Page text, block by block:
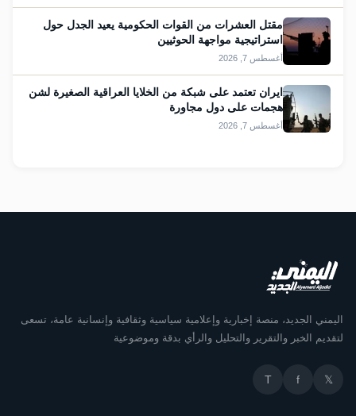
مقتل العشرات من القوات الحكومية يعيد الجدل حول
استراتيجية مواجهة الحوثيين
أغسطس 7, 2026
ايران تعتمد على شبكة من الخلايا العراقية الصغيرة لشن
هجمات على دول مجاورة
أغسطس 7, 2026
اليمني الجديد، منصة إخبارية وإعلامية سياسية وثقافية وإنسانية عامة، تسعى
لتقديم الخبر والتقرير والتحليل والرأي بدقة وموضوعية
𝕏
f
T